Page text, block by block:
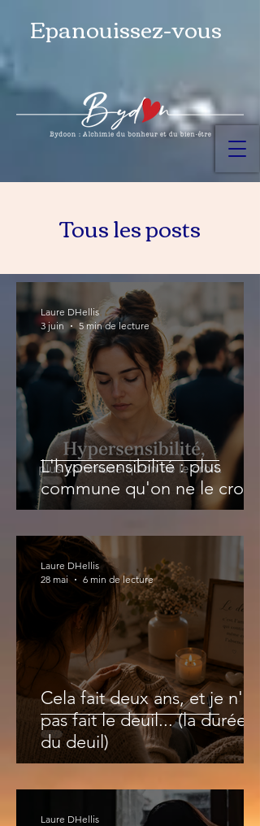
Epanouissez-vous
Tous les posts
L'hypersensibilité : plus
commune qu'on ne le croit
Laure DHellis
3 juin
5 min de lecture
Cela fait deux ans, et je n'ai
pas fait le deuil... (la durée
du deuil)
Laure DHellis
28 mai
6 min de lecture
Laure DHellis